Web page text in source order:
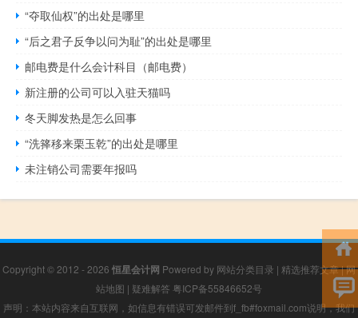
“夺取仙权”的出处是哪里
“后之君子反争以问为耻”的出处是哪里
邮电费是什么会计科目（邮电费）
新注册的公司可以入驻天猫吗
冬天脚发热是怎么回事
“洗箨移来栗玉乾”的出处是哪里
未注销公司需要年报吗
Copyright © 2012 - 2026 恒星会计网 Powered by 网站分类目录 | 精选推荐文章|网
站地图 | 疑难解答 粤ICP备55846652号
声明：本站内容来自互联网，如信息有错误可发邮件到f_fb#foxmail.com说明，我们